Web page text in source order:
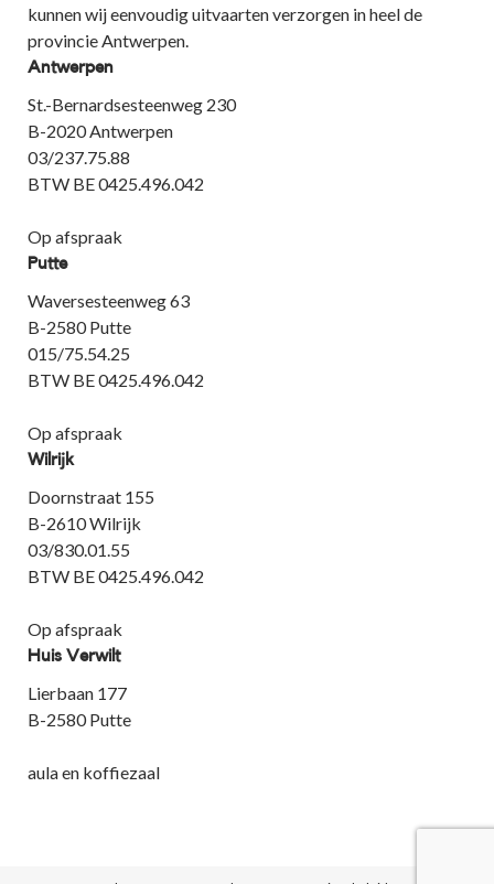
kunnen wij eenvoudig uitvaarten verzorgen in heel de
provincie Antwerpen.
Antwerpen
St.-Bernardsesteenweg 230
B-2020 Antwerpen
03/237.75.88
BTW BE 0425.496.042
Op afspraak
Putte
Waversesteenweg 63
B-2580 Putte
015/75.54.25
BTW BE 0425.496.042
Op afspraak
Wilrijk
Doornstraat 155
B-2610 Wilrijk
03/830.01.55
BTW BE 0425.496.042
Op afspraak
Huis Verwilt
Lierbaan 177
B-2580 Putte
aula en koffiezaal